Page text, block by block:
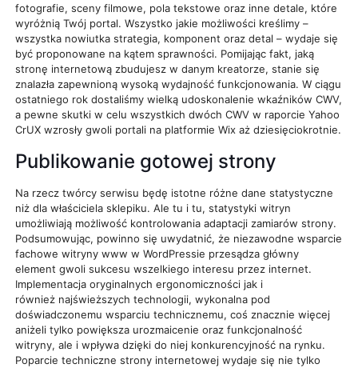
fotografie, sceny filmowe, pola tekstowe oraz inne detale, które
wyróżnią Twój portal. Wszystko jakie możliwości kreślimy –
wszystka nowiutka strategia, komponent oraz detal – wydaje się
być proponowane na kątem sprawności. Pomijając fakt, jaką
stronę internetową zbudujesz w danym kreatorze, stanie się
znalazła zapewnioną wysoką wydajność funkcjonowania. W ciągu
ostatniego rok dostaliśmy wielką udoskonalenie wkaźników CWV,
a pewne skutki w celu wszystkich dwóch CWV w raporcie Yahoo
CrUX wzrosły gwoli portali na platformie Wix aż dziesięciokrotnie.
Publikowanie gotowej strony
Na rzecz twórcy serwisu będę istotne różne dane statystyczne
niż dla właściciela sklepiku. Ale tu i tu, statystyki witryn
umożliwiają możliwość kontrolowania adaptacji zamiarów strony.
Podsumowując, powinno się uwydatnić, że niezawodne wsparcie
fachowe witryny www w WordPressie przesądza główny
element gwoli sukcesu wszelkiego interesu przez internet.
Implementacja oryginalnych ergonomiczności jak i
również najświeższych technologii, wykonalna pod
doświadczonemu wsparciu technicznemu, coś znacznie więcej
aniżeli tylko powiększa urozmaicenie oraz funkcjonalność
witryny, ale i wpływa dzięki do niej konkurencyjność na rynku.
Poparcie techniczne strony internetowej wydaje się nie tylko